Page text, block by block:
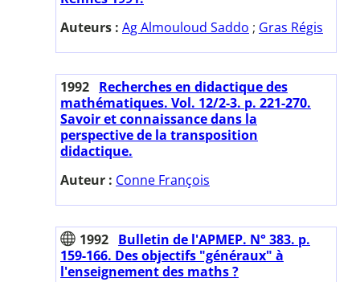
Auteurs : Ag Almouloud Saddo ; Gras Régis
1992 Recherches en didactique des
mathématiques. Vol. 12/2-3. p. 221-270.
Savoir et connaissance dans la
perspective de la transposition
didactique.
Auteur : Conne François
1992 Bulletin de l'APMEP. N° 383. p.
159-166. Des objectifs "généraux" à
l'enseignement des maths ?